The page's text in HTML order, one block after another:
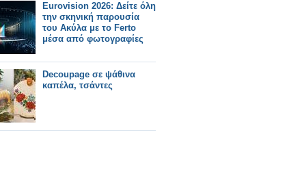
Eurovision 2026: Δείτε όλη
την σκηνική παρουσία
του Ακύλα με το Ferto
μέσα από φωτογραφίες
Decoupage σε ψάθινα
καπέλα, τσάντες